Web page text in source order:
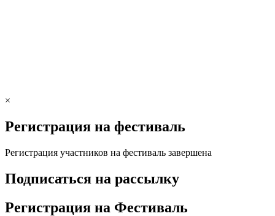
×
Регистрация на фестиваль
Регистрация участников на фестиваль завершена
Подписаться на рассылку
Регистрация на Фестиваль